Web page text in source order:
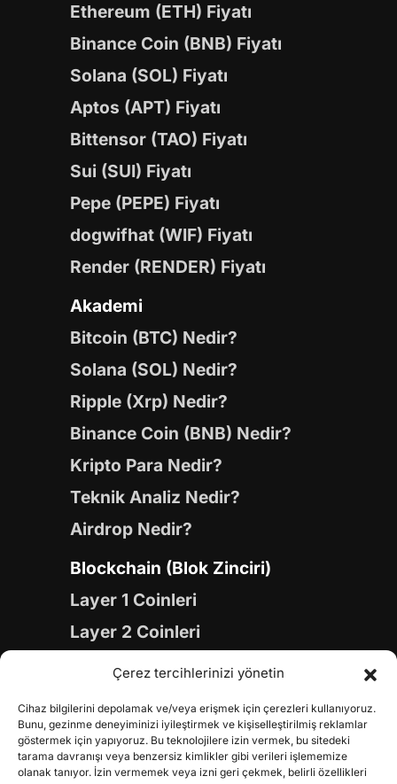
Çerez tercihlerinizi yönetin
Cihaz bilgilerini depolamak ve/veya erişmek için çerezleri kullanıyoruz.
Bunu, gezinme deneyiminizi iyileştirmek ve kişiselleştirilmiş reklamlar
göstermek için yapıyoruz. Bu teknolojilere izin vermek, bu sitedeki
tarama davranışı veya benzersiz kimlikler gibi verileri işlememize
olanak tanıyor. İzin vermemek veya izni geri çekmek, belirli özellikleri
Ethereum (ETH) Fiyatı
Binance Coin (BNB) Fiyatı
Solana (SOL) Fiyatı
Aptos (APT) Fiyatı
Bittensor (TAO) Fiyatı
Sui (SUI) Fiyatı
Pepe (PEPE) Fiyatı
dogwifhat (WIF) Fiyatı
Render (RENDER) Fiyatı
Akademi
Bitcoin (BTC) Nedir?
Solana (SOL) Nedir?
Ripple (Xrp) Nedir?
Binance Coin (BNB) Nedir?
Kripto Para Nedir?
Teknik Analiz Nedir?
Airdrop Nedir?
Blockchain (Blok Zinciri)
Layer 1 Coinleri
Layer 2 Coinleri
Yapay Zeka (AI) Coinleri
Gaming Coinleri
RWA Coinleri